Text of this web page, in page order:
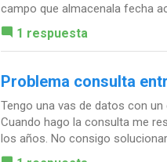
campo que almacenala fecha
1 respuesta
Problema consulta
Tengo una vas de datos con
Cuando hago la consulta me
los años. No consigo